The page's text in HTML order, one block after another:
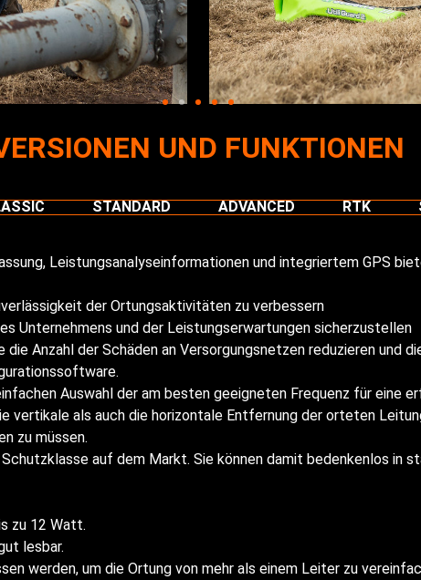
UND FUNKTIONEN
STANDARD ADVANCED RTK
Leistungsanalyseinformationen und integriertem GPS
der Ortungsaktivitäten zu verbessern
Unternehmens und der Leistungserwartungen sicherzustellen
Anzahl der Schäden an Versorgungsnetzen reduzieren und
Auswahl der am besten geeigneten Frequenz für eine
vertikale als auch die horizontale Entfernung der orteten
zu müssen.
auf dem Markt. Sie können damit bedenkenlos in
zu 12 Watt.
lesbar.
werden, um die Ortung von mehr als einem Leiter zu